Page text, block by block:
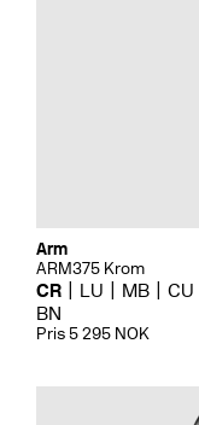
Arm
ARM375 Krom
CR LU MB CU
BN
Pris 5 295 NOK